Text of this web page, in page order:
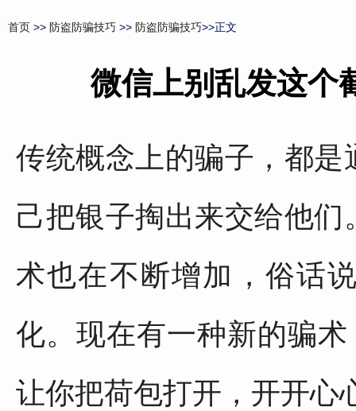
首页 >> 防盗防骗技巧 >> 防盗防骗技巧>>正文
微信上别乱发这个
传统概念上的骗子，都
己把银子掏出来交给他
术也在不断增加，俗话
化。现在有一种新的骗
让你把荷包打开，开开心